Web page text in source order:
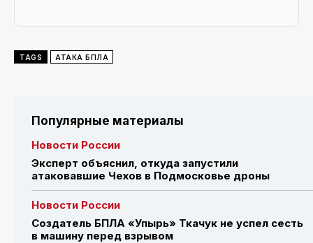
TAGS АТАКА БПЛА
Популярные материалы
Новости России
Эксперт объяснил, откуда запустили
атаковавшие Чехов в Подмосковье дроны
Новости России
Создатель БПЛА «Упырь» Ткачук не успел сесть
в машину перед взрывом